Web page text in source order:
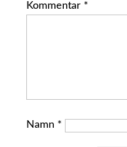
Kommentar *
Namn *